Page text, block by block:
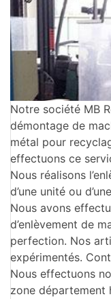
Notre société MB
démontage de
métal pour
effectuons ce
Nous réalisons
d’une unité ou
Nous avons
d’enlèvement de
perfection. Nos
expérimentés.
Nous effectuons
zone département